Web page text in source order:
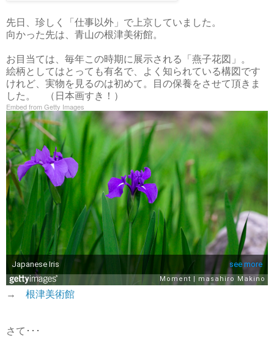
先日、珍しく「仕事以外」で上京していました。
向かった先は、青山の根津美術館。
お目当ては、毎年この時期に展示される「燕子花図」。
絵柄としてはとっても有名で、よく知られている構図です
けれど、実物を見るのは初めて。目の保養をさせて頂きま
した。 （日本画すき！）
Embed from Getty Images
→ 根津美術館
さて･･･